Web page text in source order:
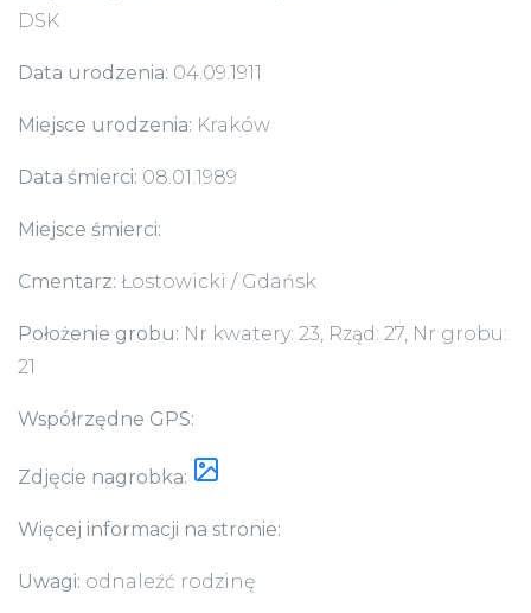
DSK
Data urodzenia: 04.09.1911
Miejsce urodzenia: Kraków
Data śmierci: 08.01.1989
Miejsce śmierci:
Cmentarz: Łostowicki / Gdańsk
Położenie grobu: Nr kwatery: 23, Rząd: 27, Nr grobu:
21
Współrzędne GPS:
Zdjęcie nagrobka:
Więcej informacji na stronie:
Uwagi: odnaleźć rodzinę